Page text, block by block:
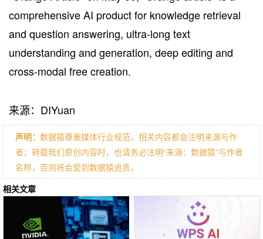
comprehensive AI product for knowledge retrieval
and question answering, ultra-long text
understanding and generation, deep editing and
cross-modal free creation.
来源：DIYuan
声明： 数据猿尊重媒体行业规范，相关内容都会注明来源与作
者；转载我们原创内容时，也请务必注明“来源：数据猿”与作者
名称，否则将会受到数据猿追责。
相关文章